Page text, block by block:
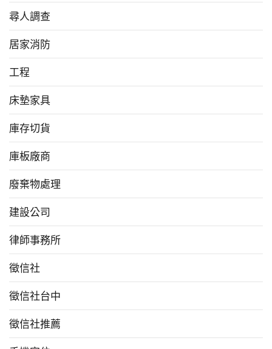
尋人調查
居家消防
工程
床墊家具
庫存切貨
庫板廠商
廢棄物處理
建設公司
律師事務所
徵信社
徵信社台中
徵信社推薦